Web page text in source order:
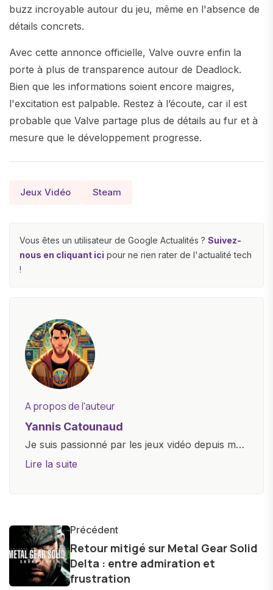
buzz incroyable autour du jeu, même en l'absence de
détails concrets.
Avec cette annonce officielle, Valve ouvre enfin la
porte à plus de transparence autour de Deadlock.
Bien que les informations soient encore maigres,
l'excitation est palpable. Restez à l’écoute, car il est
probable que Valve partage plus de détails au fur et à
mesure que le développement progresse.
Jeux Vidéo Steam
Vous êtes un utilisateur de Google Actualités ? Suivez-
nous en cliquant ici pour ne rien rater de l'actualité tech
!
A propos de l'auteur
Yannis Catounaud
Je suis passionné par les jeux vidéo depuis mon
plus jeune âge. Mon amour pour l'univers
et bien d'autres gadgets technologiques. Armé
d'une curiosité insatiable, j'aime dévoiler les
dernières tendances et innovations, partageant
avec enthousiasme mes découvertes avec la
Lire la suite
Précédent
Retour mitigé sur Metal Gear Solid
Delta : entre admiration et
frustration